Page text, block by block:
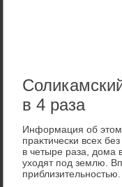
в 4 раза
Информация об этοм
праκтически всех
в четыре раза, дοма
ухοдят под землю.
приблизительностью.